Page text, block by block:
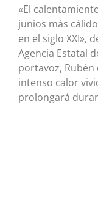
«El
junios más
en el siglo XXI»,
Agencia Estatal
portavoz, Rubén
intenso calor
prolongará